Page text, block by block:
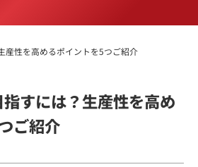
産性を高めるポイントを5つご紹介
すには？生産性を高め
ご紹介